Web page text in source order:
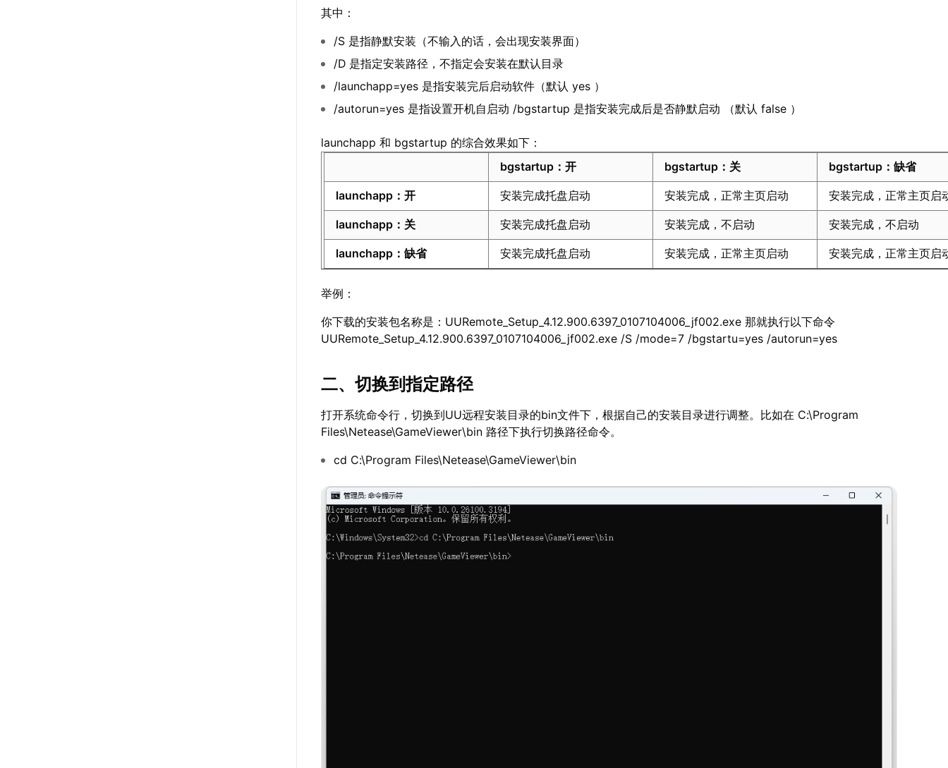
其中：
/S 是指静默安装（不输入的话，会出现安装界面）
/D 是指定安装路径，不指定会安装在默认目录
/launchapp=yes 是指安装完后启动软件（默认 yes ）
/autorun=yes 是指设置开机自启动 /bgstartup 是指安装完成后是否静默启动 （默认 false ）
launchapp 和 bgstartup 的综合效果如下：
bgstartup：开
bgstartup：关 bgstartup：缺省
launchapp：开 安装完成托盘启动 安装完成，正常主页启动 安装完成，正常主页启
launchapp：关 安装完成托盘启动 安装完成，不启动 安装完成，不启动
launchapp：缺省 安装完成托盘启动 安装完成，正常主页启动 安装完成，正常主页启
举例：
你下载的安装包名称是：UURemote_Setup_4.12.900.6397_0107104006_jf002.exe 那就执行以下命令
UURemote_Setup_4.12.900.6397_0107104006_jf002.exe /S /mode=7 /bgstartu=yes /autorun=yes
二、切换到指定路径
打开系统命令行，切换到UU远程安装目录的bin文件下，根据自己的安装目录进行调整。比如在 C:\Program
Files\Netease\GameViewer\bin 路径下执行切换路径命令。
cd C:\Program Files\Netease\GameViewer\bin